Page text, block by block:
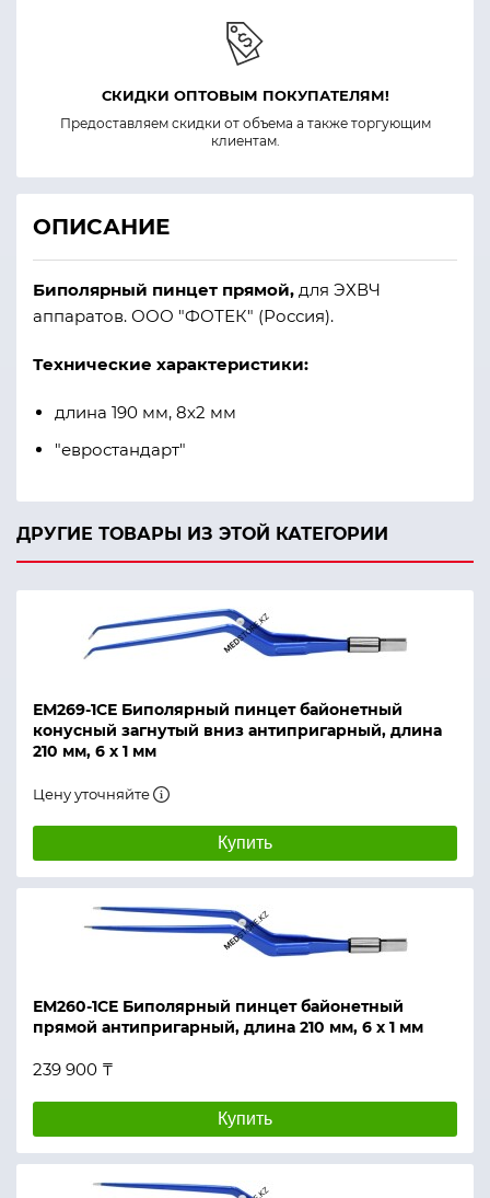
СКИДКИ ОПТОВЫМ ПОКУПАТЕЛЯМ!
Предоставляем скидки от объема а также торгующим
клиентам.
ОПИСАНИЕ
Биполярный пинцет прямой, для ЭХВЧ
аппаратов. ООО "ФОТЕК" (Россия).
Технические характеристики:
длина 190 мм, 8х2 мм
"евростандарт"
ДРУГИЕ ТОВАРЫ ИЗ ЭТОЙ КАТЕГОРИИ
ЕМ269-1СЕ Биполярный пинцет байонетный
конусный загнутый вниз антипригарный, длина
210 мм, 6 х 1 мм
Цену уточняйте
Купить
ЕМ260-1СЕ Биполярный пинцет байонетный
прямой антипригарный, длина 210 мм, 6 х 1 мм
239 900 ₸
Купить